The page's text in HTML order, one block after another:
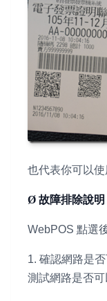
也代表你可以使
Ø 故障排除說明
WebPOS 點選
1. 確認網路是
測試網路是否